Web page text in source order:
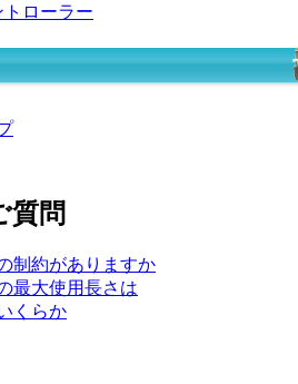
ローラー
質問
制約がありますか
最大使用長さは
くらか